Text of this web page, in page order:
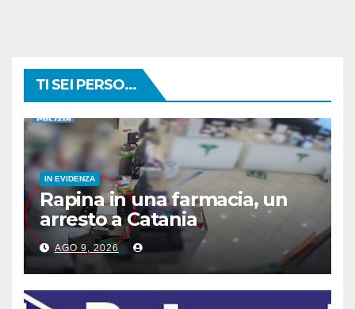
TI SEI PERSO...
IN EVIDENZA
Rapina in una farmacia, un
arresto a Catania
AGO 9, 2026